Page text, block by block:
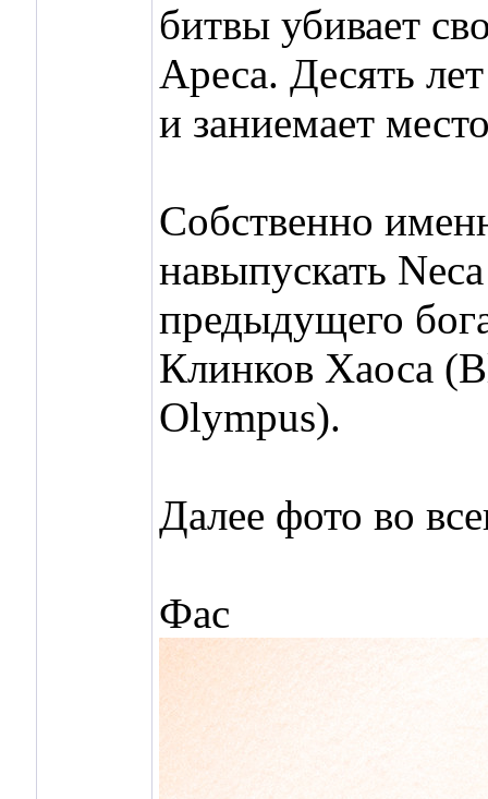
битвы убивает
Ареса. Десять
и заниемает
Собственно
навыпускать
предыдущего
Клинков Хаоса
Olympus).
Далее фото во
Фас